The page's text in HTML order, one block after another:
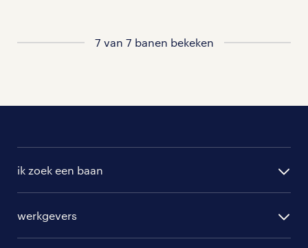
7 van 7 banen bekeken
ik zoek een baan
werkgevers